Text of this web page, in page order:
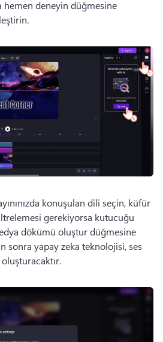
hemen deneyin düğmesine
konuşulan dili seçin, küfür
gerekiyorsa kutucuğu
dökümü oluştur düğmesine
sonra yapay zeka teknolojisi, ses
oluşturacaktır.